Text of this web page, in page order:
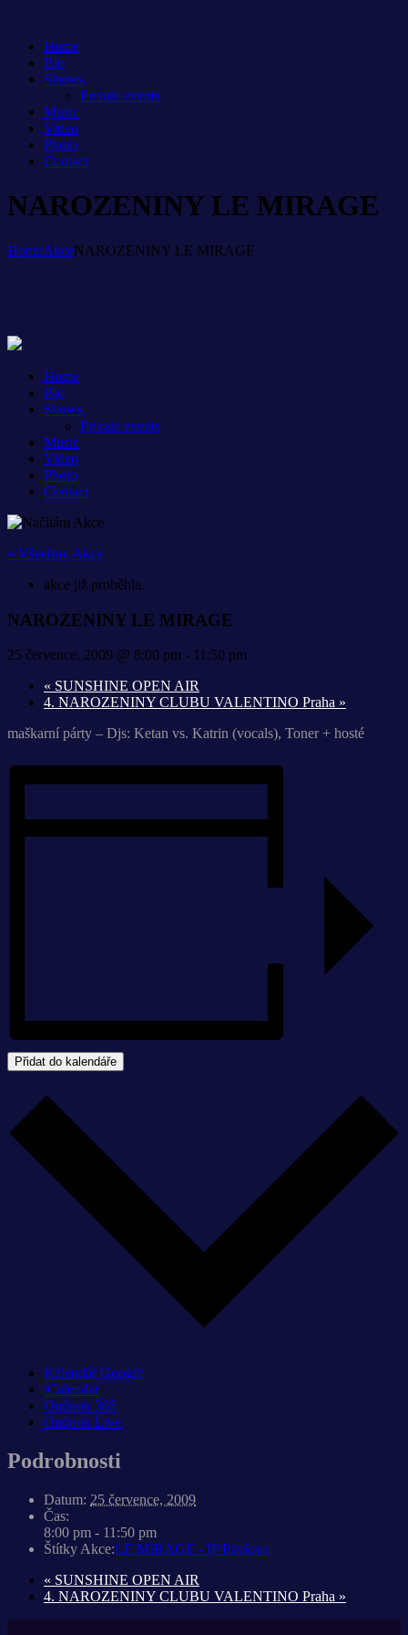
Home
Bio
Shows
Private events
Music
Video
Photo
Contact
NAROZENINY LE MIRAGE
HomeAkceNAROZENINY LE MIRAGE
Home
Bio
Shows
Private events
Music
Video
Photo
Contact
« Všechny Akce
akce již proběhla.
NAROZENINY LE MIRAGE
25 července, 2009 @ 8:00 pm - 11:50 pm
« SUNSHINE OPEN AIR
4. NAROZENINY CLUBU VALENTINO Praha »
maškarní párty – Djs: Ketan vs. Katrin (vocals), Toner + hosté
Přidat do kalendáře
Kalendář Google
iCalendar
Outlook 365
Outlook Live
Podrobnosti
Datum: 25 července, 2009
Čas:
8:00 pm - 11:50 pm
Štítky Akce:LE MIRAGE - IP Pavlova
« SUNSHINE OPEN AIR
4. NAROZENINY CLUBU VALENTINO Praha »